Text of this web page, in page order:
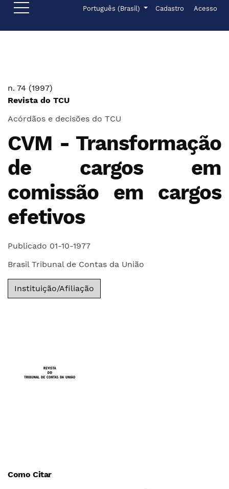
Ir para o menu de navegação principal
Ir para o conteúdo principal
Ir para o rodapé Idioma
Português (Brasil)
Menu de Cadastro Acesso
n. 74 (1997)
Revista do TCU
Acórdãos e decisões do TCU
CVM - Transformação
de cargos em
comissão em cargos
efetivos
Publicado 01-10-1977
Brasil Tribunal de Contas da União
Instituição/Afiliação
Como Citar